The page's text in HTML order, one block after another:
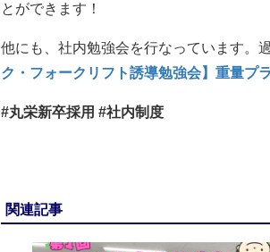
とができます！
他にも、社内勉強会を行なっています。
ク・フォークリフト誘導勉強会】重量プ
#丸栄新卒採用 #社内制度
関連記事